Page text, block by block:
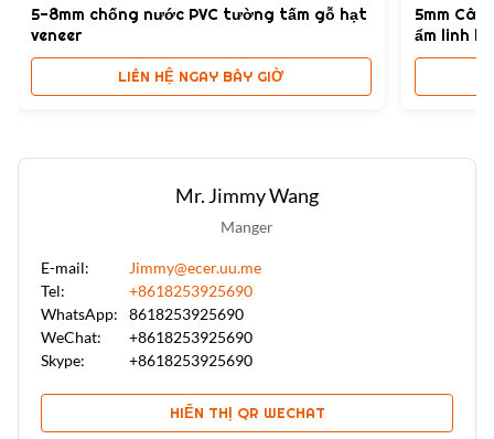
Vải Texture tấm tường nhà bếp PVC ,
Wood Veneer Cây Cây Cây Cây Than 3d bảng PVC
5-8mm chống nước PVC tường tấm gỗ hạt
veneer
LIÊN HỆ NGAY BÂY GIỜ
5mm
ẩm linh
Mr. Jimmy Wang
Manger
E-mail:
Jimmy@ecer.uu.me
Tel:
+8618253925690
WhatsApp:
8618253925690
WeChat:
+8618253925690
Skype:
+8618253925690
HIỂN THỊ QR WECHAT